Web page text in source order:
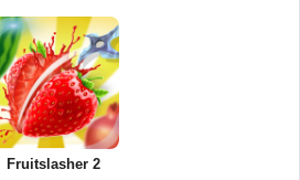
Fruitslasher 2